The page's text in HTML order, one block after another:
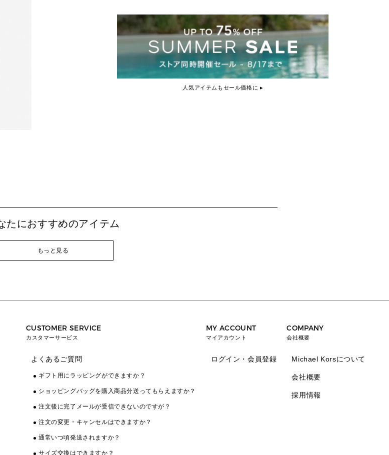
人気アイテムもセール価格に ▸
たにおすすめのアイテム
もっと見る
CUSTOMER SERVICE
カスタマーサービス
よくあるご質問
ギフト用にラッピングができますか？
ショッピングバッグを購入商品分送ってもらえますか？
注文後に完了メールが受信できないのですが？
注文の変更・キャンセルはできますか？
通常いつ頃発送されますか？
サイズ交換はできますか？
MY ACCOUNT
マイアカウント
ログイン・会員登録
COMPANY
会社概要
Michael Korsについて
会社概要
採用情報